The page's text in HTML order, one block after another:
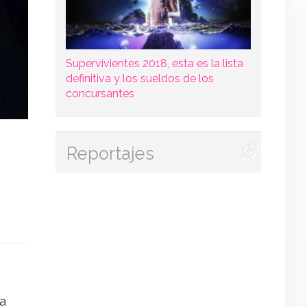
Supervivientes 2018, esta es la lista
definitiva y los sueldos de los
concursantes
Reportajes